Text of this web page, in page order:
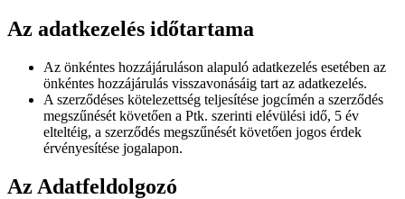
Az adatkezelés időtartama
Az önkéntes hozzájáruláson alapuló adatkezelés esetében az
önkéntes hozzájárulás visszavonásáig tart az adatkezelés.
A szerződéses kötelezettség teljesítése jogcímén a szerződés
megszűnését követően a Ptk. szerinti elévülési idő, 5 év
elteltéig, a szerződés megszűnését követően jogos érdek
érvényesítése jogalapon.
Az Adatfeldolgozó